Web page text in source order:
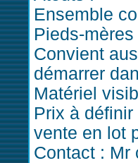
Ensemble
Pieds-
Convient
démarrer
Matériel
Prix à
vente en lot
Contact : Mr